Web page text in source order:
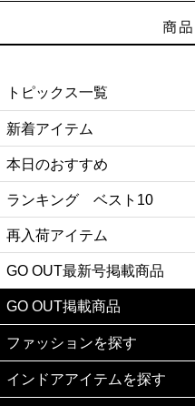
トピックス一覧
新着アイテム
本日のおすすめ
ランキング ベスト10
再入荷アイテム
GO OUT最新号掲載商品
GO OUT掲載商品
ファッションを探す
インドアアイテムを探す